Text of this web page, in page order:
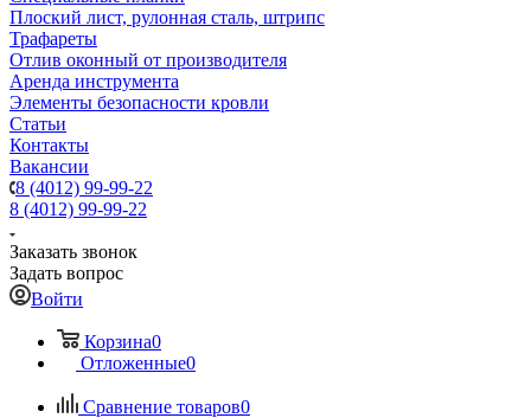
Плоский лист, рулонная сталь, штрипс
Трафареты
Отлив оконный от производителя
Аренда инструмента
Элементы безопасности кровли
Статьи
Контакты
Вакансии
8 (4012) 99-99-22
8 (4012) 99-99-22
Заказать звонок
Задать вопрос
Войти
Корзина0
Отложенные0
Сравнение товаров0